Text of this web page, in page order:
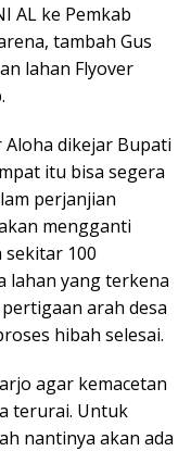
AL ke Pemkab
tambah Gus
lahan Flyover
Aloha dikejar Bupati
itu bisa segera
perjanjian
mengganti
sekitar 100
lahan yang terkena
arah desa
hibah selesai.
agar kemacetan
terurai. Untuk
nantinya akan ada